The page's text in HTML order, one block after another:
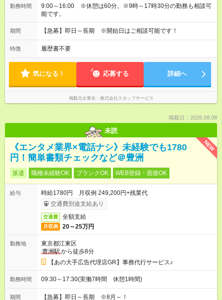
勤務時間
9:00～16:00 ※休憩は60分。※9時～17時30分の勤務も相談可
能です。
期間 【急募】即日～長期 ※開始日はご相談可能です！
特徴 履歴書不要
気になる！ 応募する 詳細へ
掲載元企業名 株式会社スタッフサービス
掲載日：2026.08.08
未読
NEW
《エンタメ業界×電話ナシ》未経験でも1780
円！簡単書類チェックなど＠豊洲
派遣 職種未経験OK ブランクOK WEB登録・面接OK
給与
時給1780円 月収例 249,200円+残業代
交通費別途支給あり
交通費 全額支給
月収例 20～25万円
勤務地
東京都江東区
豊洲駅から徒歩8分
【あの大手広告代理店GR】事務代行サービス♪
勤務時間 09:30～17:30(実働7時間 休憩1時間)
期間 【急募】即日～長期 ※8月～！